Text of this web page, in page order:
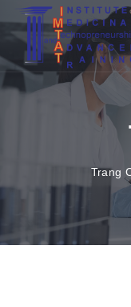
Trang